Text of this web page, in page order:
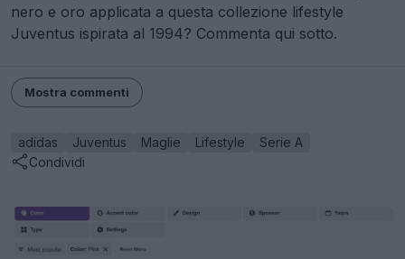
nero e oro applicata a questa collezione lifestyle
Juventus ispirata al 1994? Commenta qui sotto.
Mostra commenti
adidas Juventus Maglie Lifestyle
Serie A
Condividi